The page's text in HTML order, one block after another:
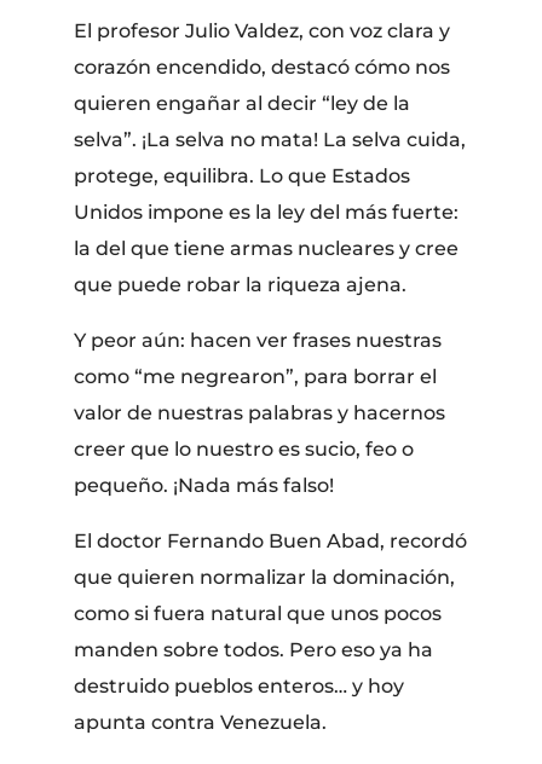
El profesor Julio Valdez, con voz clara y
corazón encendido, destacó cómo nos
quieren engañar al decir “ley de la
selva”. ¡La selva no mata! La selva cuida,
protege, equilibra. Lo que Estados
Unidos impone es la ley del más fuerte:
la del que tiene armas nucleares y cree
que puede robar la riqueza ajena.
Y peor aún: hacen ver frases nuestras
como “me negrearon”, para borrar el
valor de nuestras palabras y hacernos
creer que lo nuestro es sucio, feo o
pequeño. ¡Nada más falso!
El doctor Fernando Buen Abad, recordó
que quieren normalizar la dominación,
como si fuera natural que unos pocos
manden sobre todos. Pero eso ya ha
destruido pueblos enteros… y hoy
apunta contra Venezuela.